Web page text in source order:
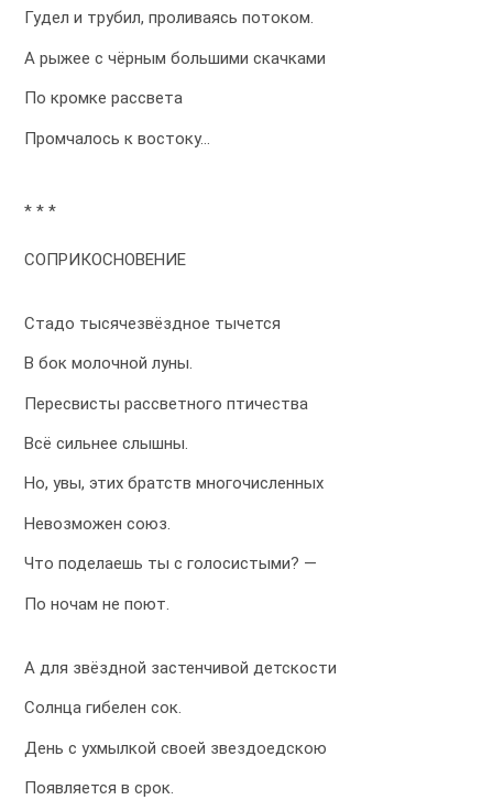
Гудел и трубил, проливаясь потоком.
А рыжее с чёрным большими скачками
По кромке рассвета
Промчалось к востоку…
* * *
СОПРИКОСНОВЕНИЕ
Стадо тысячезвёздное тычется
В бок молочной луны.
Пересвисты рассветного птичества
Всё сильнее слышны.
Но, увы, этих братств многочисленных
Невозможен союз.
Что поделаешь ты с голосистыми? —
По ночам не поют.
А для звёздной застенчивой детскости
Солнца гибелен сок.
День с ухмылкой своей звездоедскою
Появляется в срок.